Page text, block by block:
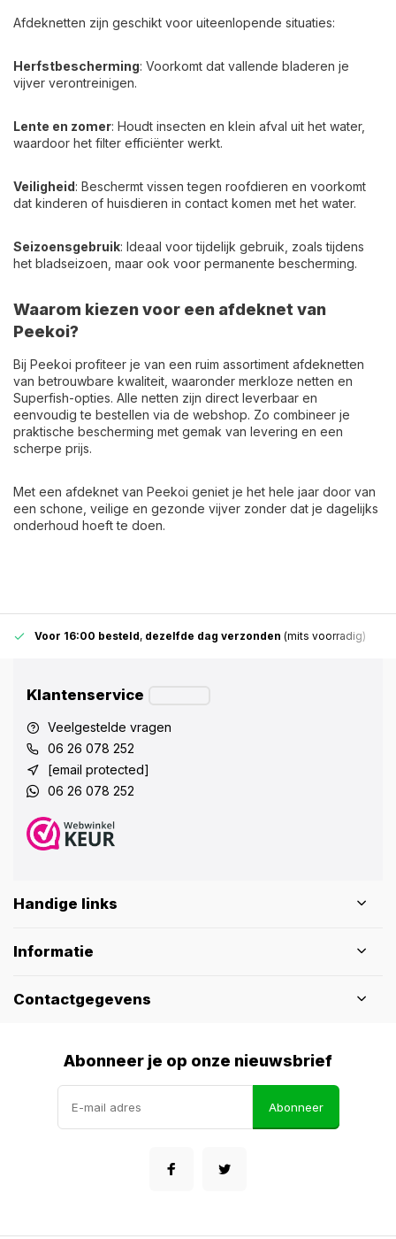
Afdeknetten zijn geschikt voor uiteenlopende situaties:
Herfstbescherming: Voorkomt dat vallende bladeren je
vijver verontreinigen.
Lente en zomer: Houdt insecten en klein afval uit het water,
waardoor het filter efficiënter werkt.
Veiligheid: Beschermt vissen tegen roofdieren en voorkomt
dat kinderen of huisdieren in contact komen met het water.
Seizoensgebruik: Ideaal voor tijdelijk gebruik, zoals tijdens
het bladseizoen, maar ook voor permanente bescherming.
Waarom kiezen voor een afdeknet van
Peekoi?
Bij Peekoi profiteer je van een ruim assortiment afdeknetten
van betrouwbare kwaliteit, waaronder merkloze netten en
Superfish-opties. Alle netten zijn direct leverbaar en
eenvoudig te bestellen via de webshop. Zo combineer je
praktische bescherming met gemak van levering en een
scherpe prijs.
Met een afdeknet van Peekoi geniet je het hele jaar door van
een schone, veilige en gezonde vijver zonder dat je dagelijks
onderhoud hoeft te doen.
Voor 16:00 besteld, dezelfde dag verzonden (mits voorradig)
Klantenservice
Veelgestelde vragen
06 26 078 252
[email protected]
06 26 078 252
Handige links
Informatie
Contactgegevens
Abonneer je op onze nieuwsbrief
Abonneer